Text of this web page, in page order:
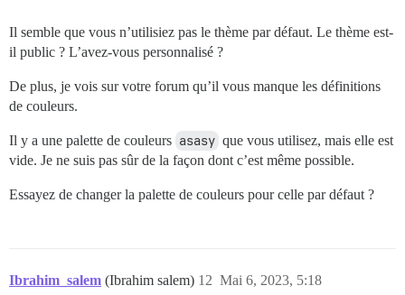
Il semble que vous n’utilisiez pas le thème par défaut. Le thème est-
il public ? L’avez-vous personnalisé ?
De plus, je vois sur votre forum qu’il vous manque les définitions
de couleurs.
Il y a une palette de couleurs asasy que vous utilisez, mais elle est
vide. Je ne suis pas sûr de la façon dont c’est même possible.
Essayez de changer la palette de couleurs pour celle par défaut ?
Ibrahim_salem (Ibrahim salem) Mai 6, 2023, 5:18
12